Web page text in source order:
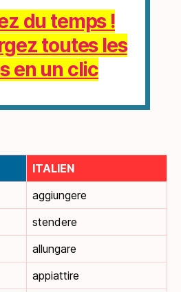
du temps !
toutes les
en un clic
ITALIEN
aggiungere
stendere
allungare
appiattire